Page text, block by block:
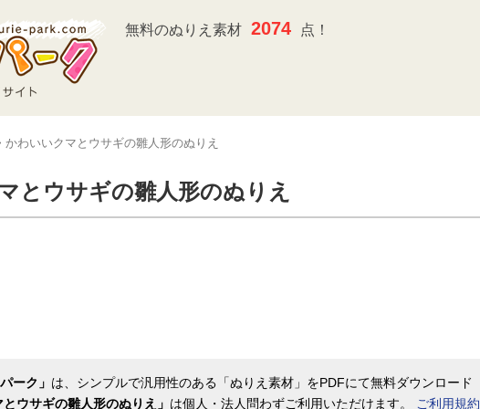
無料のぬりえ素材 2074 点！
かわいいクマとウサギの雛人形のぬりえ
とウサギの雛人形のぬりえ
ーク」 は、シンプルで汎用性のある「ぬりえ素材」をPDFにて無料ダウンロード
とウサギの雛人形のぬりえ」 は個人・法人問わずご利用いただけます。 ご利用規約